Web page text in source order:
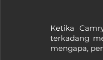
Ketika
terkadang
mengapa,